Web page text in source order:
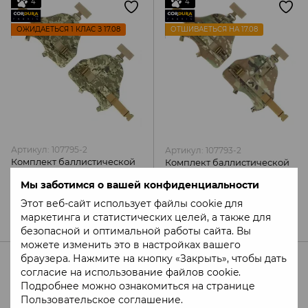
Мы заботимся о вашей конфиденциальности
Этот веб-сайт использует файлы cookie для
маркетинга и статистических целей, а также для
безопасной и оптимальной работы сайта. Вы
можете изменить это в настройках вашего
браузера. Нажмите на кнопку «Закрыть», чтобы дать
согласие на использование файлов cookie.
Подробнее можно ознакомиться на странице
Пользовательское соглашение.
ОЖИДАЕТЬСЯ 1 КЛАС З 17.08
Артикул: 107795-2
Комплект баллистической
пиксель, MOLLI
6 556 грн
Оптовые цены
ОТШИВАЕТЬСЯ НА 17.08
Артикул: 107793-2
Комплект баллистической
мультикам, MOLLI
6 560 грн
4
ОЖИДАЕТЬСЯ 1 КЛАС З 17.08
4
ОЖИДАЕТЬСЯ 1 КЛАС З 17.08